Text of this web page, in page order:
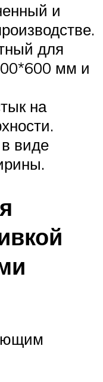
и
для
мм и
на
виде